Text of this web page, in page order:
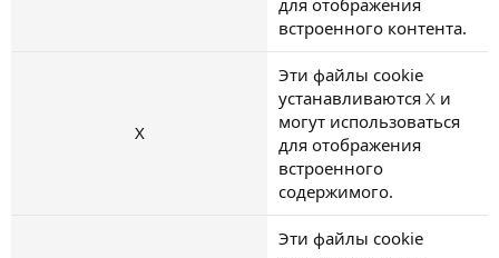
встроенного контента.
X
Эти файлы cookie
устанавливаются X и
могут использоваться
для отображения
встроенного
содержимого.
Эти файлы cookie